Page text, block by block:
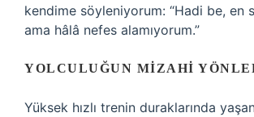
kendime söyleniyorum: “Hadi be, en
ama hâlâ nefes alamıyorum.”
YOLCULUĞUN MIZAHI
Yüksek hızlı trenin duraklarında